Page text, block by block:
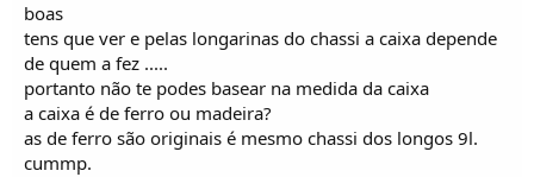
boas
tens que ver e pelas longarinas do chassi a caixa depende
de quem a fez .....
portanto não te podes basear na medida da caixa
a caixa é de ferro ou madeira?
as de ferro são originais é mesmo chassi dos longos 9l.
cummp.